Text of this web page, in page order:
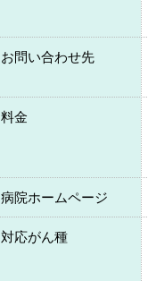
お問い合わせ先
料金
病院ホームページ
対応がん種